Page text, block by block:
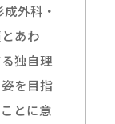
外科・
あわ
独自理
を目指
とに意